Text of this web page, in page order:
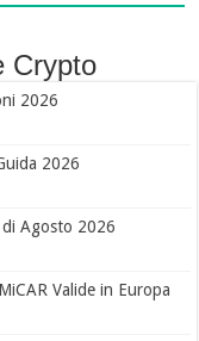
Crypto
2026
2026
Agosto 2026
Valide in Europa